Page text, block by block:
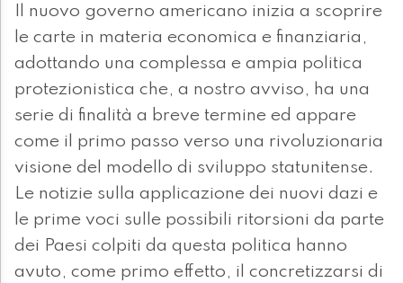
Il nuovo governo americano inizia a scoprire
le carte in materia economica e finanziaria,
adottando una complessa e ampia politica
protezionistica che, a nostro avviso, ha una
serie di finalità a breve termine ed appare
come il primo passo verso una rivoluzionaria
visione del modello di sviluppo statunitense.
Le notizie sulla applicazione dei nuovi dazi e
le prime voci sulle possibili ritorsioni da parte
dei Paesi colpiti da questa politica hanno
avuto, come primo effetto, il concretizzarsi di